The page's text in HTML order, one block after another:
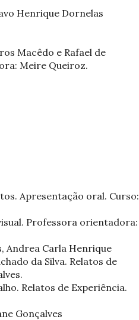
Henrique Dornelas
Macêdo e Rafael de
Meire Queiroz.
Apresentação oral. Curso:
Professora orientadora:
Andrea Carla Henrique
da Silva. Relatos de
Relatos de Experiência.
Gonçalves